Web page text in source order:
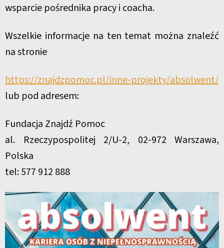
wsparcie pośrednika pracy i coacha.
Wszelkie informacje na ten temat można znaleźć
na stronie
https://znajdzpomoc.pl/inne-projekty/absolwent/
lub pod adresem:
Fundacja Znajdź Pomoc
al. Rzeczypospolitej 2/U-2, 02-972 Warszawa,
Polska
tel: 577 912 888